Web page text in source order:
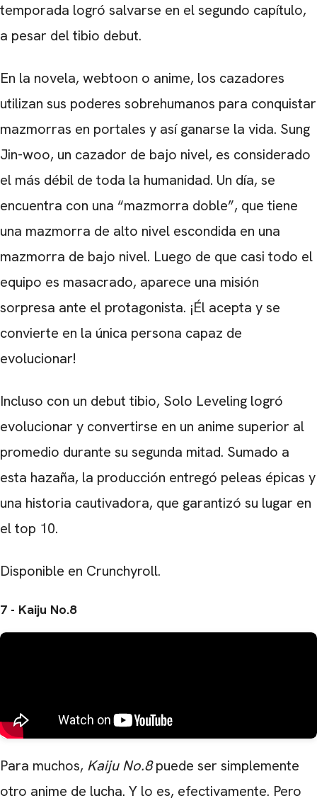
temporada logró salvarse en el segundo capítulo,
a pesar del tibio debut.
En la novela, webtoon o anime, los cazadores
utilizan sus poderes sobrehumanos para conquistar
mazmorras en portales y así ganarse la vida. Sung
Jin-woo, un cazador de bajo nivel, es considerado
el más débil de toda la humanidad. Un día, se
encuentra con una “mazmorra doble”, que tiene
una mazmorra de alto nivel escondida en una
mazmorra de bajo nivel. Luego de que casi todo el
equipo es masacrado, aparece una misión
sorpresa ante el protagonista. ¡Él acepta y se
convierte en la única persona capaz de
evolucionar!
Incluso con un debut tibio, Solo Leveling logró
evolucionar y convertirse en un anime superior al
promedio durante su segunda mitad. Sumado a
esta hazaña, la producción entregó peleas épicas y
una historia cautivadora, que garantizó su lugar en
el top 10.
Disponible en Crunchyroll.
7 - Kaiju No.8
Para muchos, Kaiju No.8puede ser simplemente
otro anime de lucha. Y lo es, efectivamente. Pero